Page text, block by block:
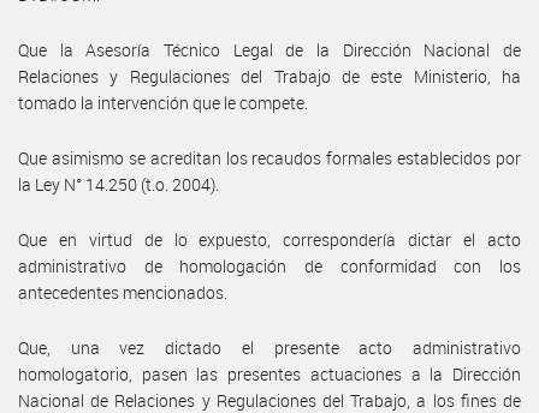
Que la Asesoría Técnico Legal de la Dirección Nacional de
Relaciones y Regulaciones del Trabajo de este Ministerio, ha
tomado la intervención que le compete.
Que asimismo se acreditan los recaudos formales establecidos por
la Ley N° 14.250 (t.o. 2004).
Que en virtud de lo expuesto, correspondería dictar el acto
administrativo de homologación de conformidad con los
antecedentes mencionados.
Que, una vez dictado el presente acto administrativo
homologatorio, pasen las presentes actuaciones a la Dirección
Nacional de Relaciones y Regulaciones del Trabajo, a los fines de